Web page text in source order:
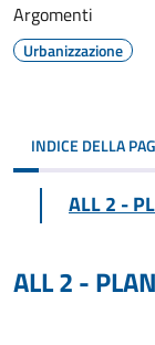
Argomenti
Urbanizzazione
INDICE DELLA
ALL 2 -
ALL 2 -